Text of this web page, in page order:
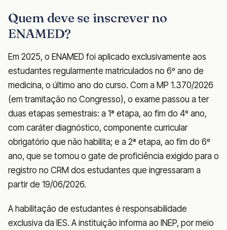
Quem deve se inscrever no
ENAMED?
Em 2025, o ENAMED foi aplicado exclusivamente aos
estudantes regularmente matriculados no 6º ano de
medicina, o último ano do curso. Com a MP 1.370/2026
(em tramitação no Congresso), o exame passou a ter
duas etapas semestrais: a 1ª etapa, ao fim do 4º ano,
com caráter diagnóstico, componente curricular
obrigatório que não habilita; e a 2ª etapa, ao fim do 6º
ano, que se tornou o gate de proficiência exigido para o
registro no CRM dos estudantes que ingressaram a
partir de 19/06/2026.
A habilitação de estudantes é responsabilidade
exclusiva da IES. A instituição informa ao INEP, por meio